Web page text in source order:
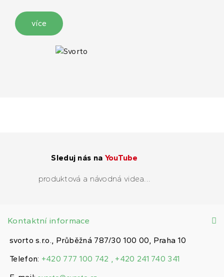
více
Sleduj nás na YouTube
produktová a návodná videa...
Kontaktní informace
svorto s.r.o., Průběžná 787/30 100 00, Praha 10
Telefon: +420 777 100 742 , +420 241 740 341